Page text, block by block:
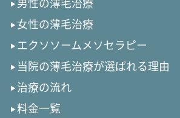
女性の薄毛治療
エクソソームメソセラピー
当院の薄毛治療が選ばれる理由
治療の流れ
料金一覧